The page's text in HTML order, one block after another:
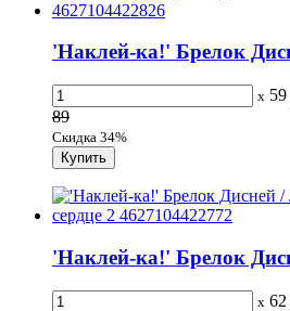
'Наклей-ка!' Брелок
x 59
89
Скидка 34%
'Наклей-ка!' Брелок
x 62